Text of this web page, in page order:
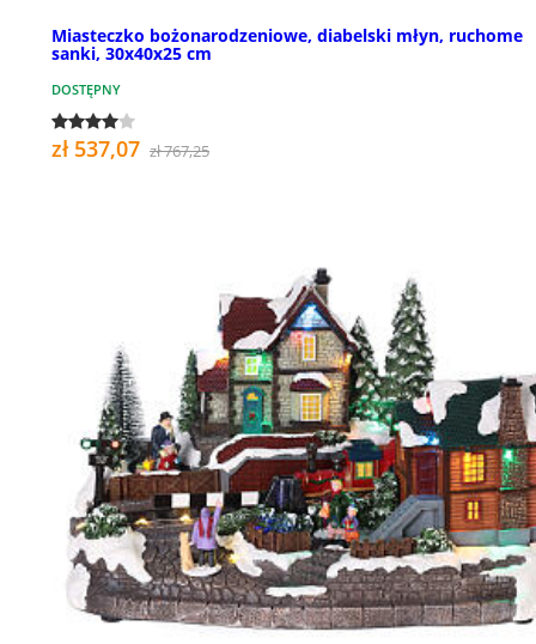
Miasteczko bożonarodzeniowe, diabelski młyn, ruchome
sanki, 30x40x25 cm
DOSTĘPNY
zł 537,07 zł 767,25